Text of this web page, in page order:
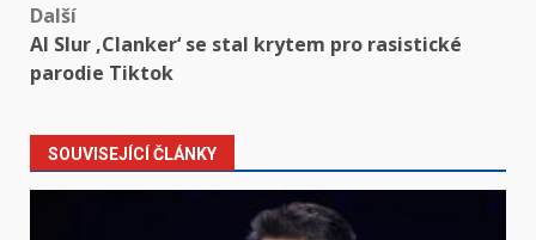
Další
AI Slur ‚Clanker‘ se stal krytem pro rasistické
parodie Tiktok
SOUVISEJÍCÍ ČLÁNKY